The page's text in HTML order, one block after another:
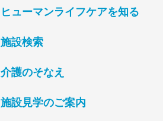
ヒューマンライフケアを知る
施設検索
介護のそなえ
施設見学のご案内